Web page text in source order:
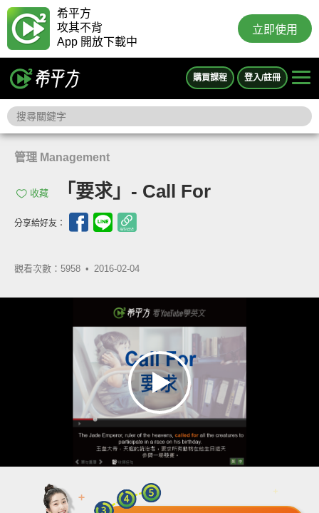
希平方
攻其不背
App 開放下載中
立即使用
購買課程 登入/註冊
管理 Management
收藏 「要求」- Call For
分享給好友：
觀看次數：5958 • 2016-02-04